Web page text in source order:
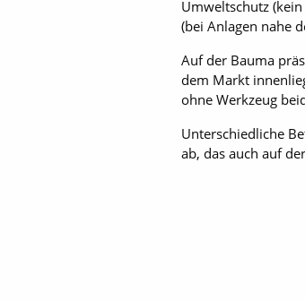
Umweltschutz
(bei Anlagen nahe
Auf der Bauma
dem Markt
ohne Werkzeug
Unterschiedliche
ab, das auch auf